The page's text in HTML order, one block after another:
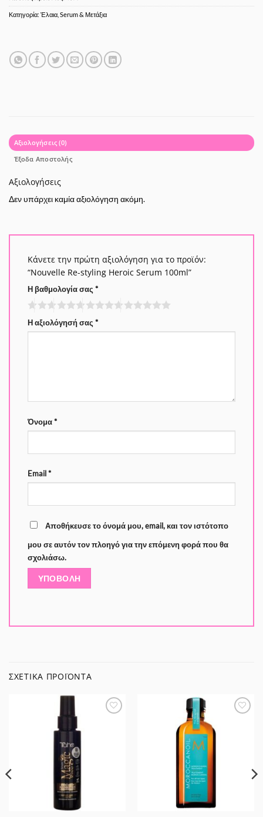
Κατηγορία: Έλαια, Serum & Μετάξια
Αξιολογήσεις (0)
Έξοδα Αποστολής
Αξιολογήσεις
Δεν υπάρχει καμία αξιολόγηση ακόμη.
Κάνετε την πρώτη αξιολόγηση για το προϊόν:
“Nouvelle Re-styling Heroic Serum 100ml”
Η βαθμολογία σας *
Η αξιολόγησή σας *
Όνομα*
Email*
Αποθήκευσε το όνομά μου, email, και τον ιστότοπο
μου σε αυτόν τον πλοηγό για την επόμενη φορά που θα
σχολιάσω.
ΣΧΕΤΙΚΆ ΠΡΟΪΌΝΤΑ